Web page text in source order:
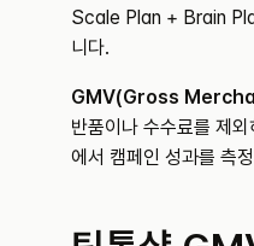
Scale Plan + Brain
니다.
GMV(Gross
반품이나 수수료를 제
에서 캠페인 성과를 측